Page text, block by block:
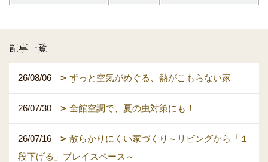
記事一覧
26/08/06 ずっと空気がめぐる、熱がこもらない家
26/07/30 全館空調で、夏の虫対策にも！
26/07/16
散らかりにくい家づくり～リビングから「１
段下げる」プレイスペース～